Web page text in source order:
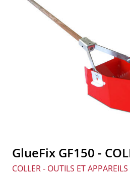
GlueFix GF150 -
COLLER - OUTILS ET APPAREILS